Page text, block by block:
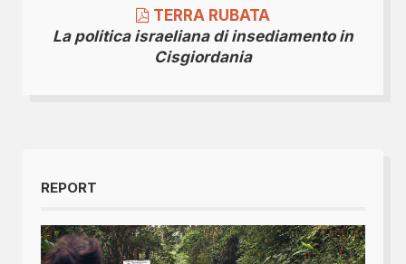
TERRA RUBATA
La politica israeliana di insediamento in
Cisgiordania
REPORT